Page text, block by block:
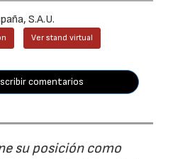
S.A.U.
Ver stand virtual
comentarios
su posición como